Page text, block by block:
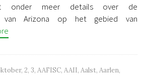
onder meer details over de
van Arizona op het gebied van
, 2, 3, AAFISC, AAII, Aalst, Aarlen,